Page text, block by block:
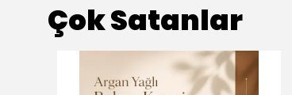
Çok Satanlar